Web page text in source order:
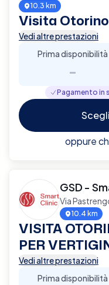
10.3 km
Visita
Vedi altre prestazioni
Prima disponibilità
-
Pagamento in
oppure
GSD -
Via
10.4 km
VISITA
PER
Vedi altre prestazioni
Prima disponibilità